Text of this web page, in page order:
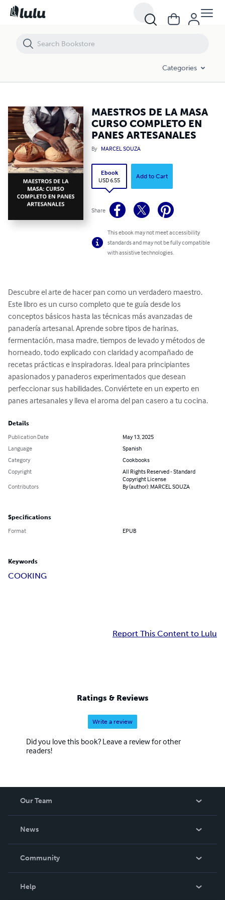
Categories
MAESTROS DE LA MASA
CURSO COMPLETO EN
PANES ARTESANALES
By MARCEL SOUZA
Ebook
USD 6.55
Add to Cart
Share
This ebook may not meet accessibility
standards and may not be fully compatible
with assistive technologies.
Descubre el arte de hacer pan como un verdadero maestro.
Este libro es un curso completo que te guía desde los
conceptos básicos hasta las técnicas más avanzadas de
panadería artesanal. Aprende sobre tipos de harinas,
fermentación, masa madre, tiempos de levado y métodos de
horneado, todo explicado con claridad y acompañado de
recetas prácticas e inspiradoras. Ideal para principiantes
apasionados y panaderos experimentados que desean
perfeccionar sus habilidades. Conviértete en un experto en
panes artesanales y lleva el aroma del pan casero a tu cocina.
Details
Publication Date
May 13, 2025
Language
Spanish
Category
Cookbooks
Copyright
All Rights Reserved - Standard
Copyright License
Contributors
By (author): MARCEL SOUZA
Specifications
Format EPUB
Keywords
COOKING
Report This Content to Lulu
Ratings & Reviews
Write a review
Did you love this book? Leave a review for other
readers!
Our Team
News
In The News
Community
Help
MAESTROS DE LA MASA CURSO COMPLETO EN PANES ARTESANALES